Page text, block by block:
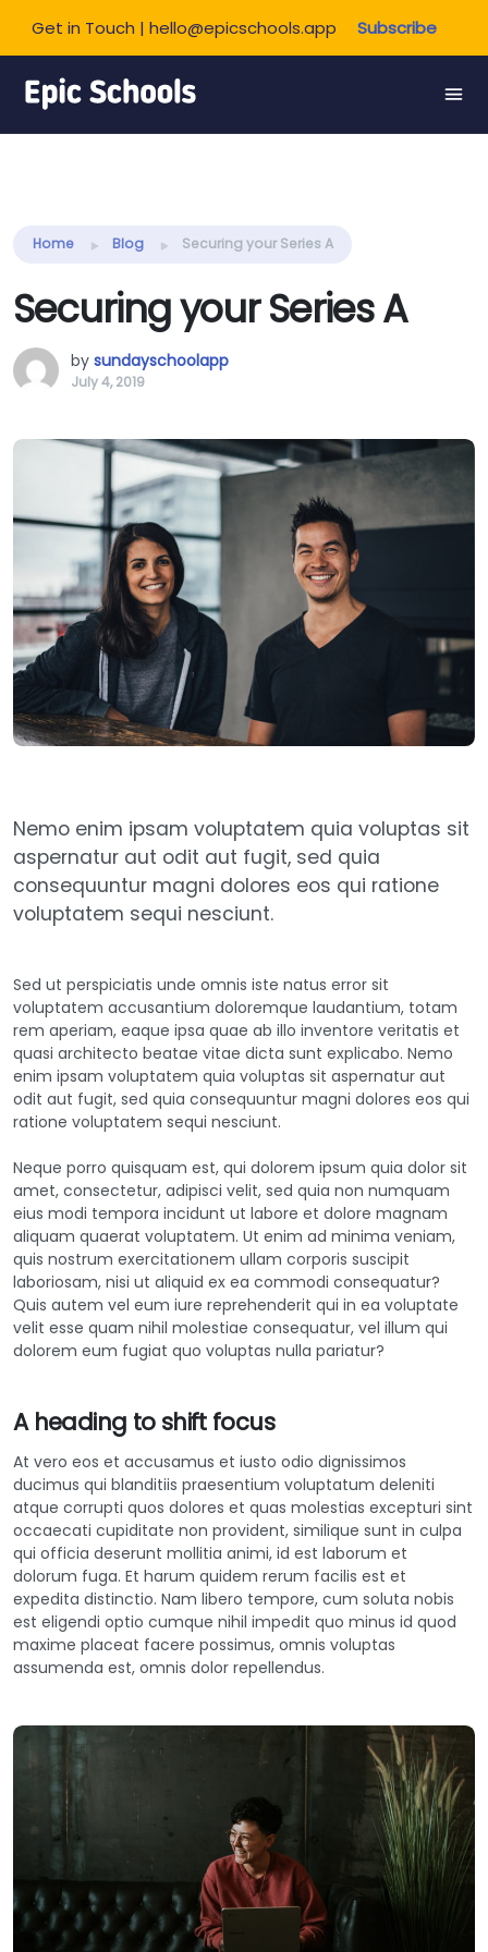
Get in Touch | hello@epicschools.app Subscribe
Share this:
Home Blog Securing your Series A
Securing your Series A
by sundayschoolapp
July 4, 2019
Nemo enim ipsam voluptatem quia voluptas sit
aspernatur aut odit aut fugit, sed quia
consequuntur magni dolores eos qui ratione
voluptatem sequi nesciunt.
Sed ut perspiciatis unde omnis iste natus error sit
voluptatem accusantium doloremque laudantium, totam
rem aperiam, eaque ipsa quae ab illo inventore veritatis et
quasi architecto beatae vitae dicta sunt explicabo. Nemo
enim ipsam voluptatem quia voluptas sit aspernatur aut
odit aut fugit, sed quia consequuntur magni dolores eos qui
ratione voluptatem sequi nesciunt.
Neque porro quisquam est, qui dolorem ipsum quia dolor sit
amet, consectetur, adipisci velit, sed quia non numquam
eius modi tempora incidunt ut labore et dolore magnam
aliquam quaerat voluptatem. Ut enim ad minima veniam,
quis nostrum exercitationem ullam corporis suscipit
laboriosam, nisi ut aliquid ex ea commodi consequatur?
Quis autem vel eum iure reprehenderit qui in ea voluptate
velit esse quam nihil molestiae consequatur, vel illum qui
dolorem eum fugiat quo voluptas nulla pariatur?
A heading to shift focus
At vero eos et accusamus et iusto odio dignissimos
ducimus qui blanditiis praesentium voluptatum deleniti
atque corrupti quos dolores et quas molestias excepturi sint
occaecati cupiditate non provident, similique sunt in culpa
qui officia deserunt mollitia animi, id est laborum et
dolorum fuga. Et harum quidem rerum facilis est et
expedita distinctio. Nam libero tempore, cum soluta nobis
est eligendi optio cumque nihil impedit quo minus id quod
maxime placeat facere possimus, omnis voluptas
assumenda est, omnis dolor repellendus.